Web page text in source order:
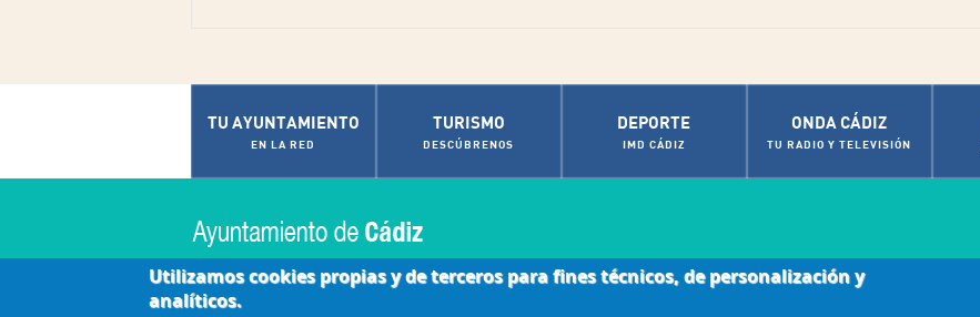
TU AYUNTAMIENTO
EN LA RED
TURISMO
DESCÚBRENOS
DEPORTE
IMD CÁDIZ
ONDA CÁDIZ
TU RADIO Y TELEVISIÓN
Accesibilidad
Utilizamos cookies propias y de terceros para fines técnicos, de personalización y
analíticos.